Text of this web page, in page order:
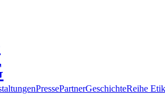
PressePartnerGeschichteReihe